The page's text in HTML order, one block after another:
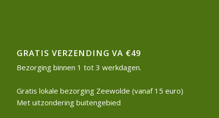
GRATIS VERZENDING VA €49
Bezorging binnen 1 tot 3 werkdagen.
Gratis lokale bezorging Zeewolde (vanaf 15 euro)
Met uitzondering buitengebied